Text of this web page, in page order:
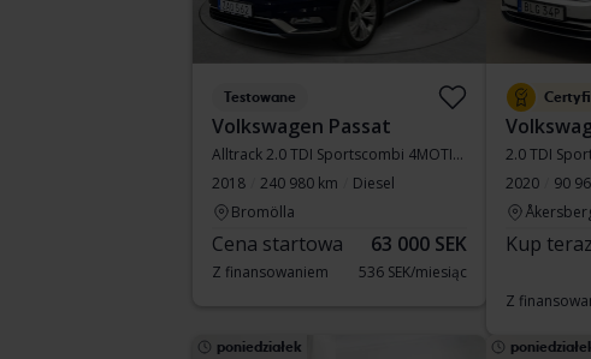
Testowane
Volkswagen Passat
Alltrack 2.0 TDI Sportscombi 4MOTION
2018
240 980 km
Diesel
Bromölla
Cena startowa 63 000 SEK
Z finansowaniem 536 SEK/miesiąc
2.0 TDI
2020
90
Kup teraz
Z
poniedziałek